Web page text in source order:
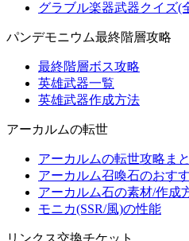
グラブル楽器武器クイズ(
パンデモニウム最終階層攻略
最終階層ボス攻略
英雄武器一覧
英雄武器作成方法
アーカルムの転世
アーカルムの転世攻略ま
アーカルム召喚石のおす
アーカルム石の素材/作成
モニカ(SSR/風)の性能
リンクス交換チケット